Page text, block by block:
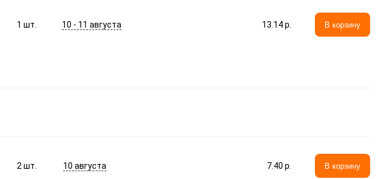
1шт. 10 - 11 августа 13.14 p. В корзину
2шт. 10 августа 7.40 p. В корзину